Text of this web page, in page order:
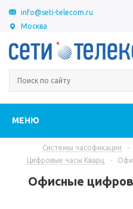
Москва
info@seti-telecom.ru
МЕНЮ
Системы часофикации -
Цифровые часы Кварц
-
Офисные